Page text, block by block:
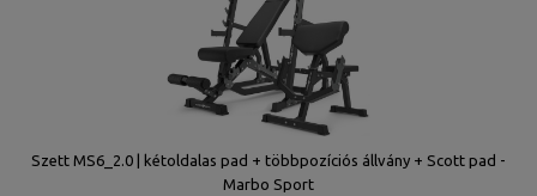
Szett MS6_2.0 | kétoldalas pad + többpozíciós állvány + Scott pad -
Marbo Sport